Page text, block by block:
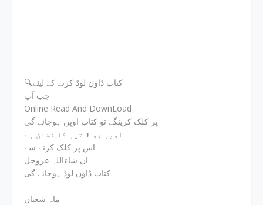
🔍کتاب ڈاون لوڈ کرنے کے لیئے
جب آپ
Online Read And DownLoad
پر کلک کرینگے تو کتاب اوپن ہوجائے گی
اوپر جو ⬇ تیر کا نشان ہے
اس پر کلک کرنے سے
ان شاءاللہ عزوجل
کتاب ڈاؤن لوڈ ہوجائے گی
ماہ شعبان